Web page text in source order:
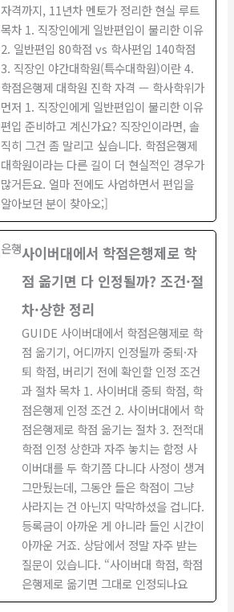
자격까지, 11년차 멘토가 정리한 현실 루트
목차 1. 직장인에게 일반편입이 불리한 이유
2. 일반편입 80학점 vs 학사편입 140학점
3. 직장인 야간대학원(특수대학원)이란 4.
학점은행제 대학원 진학 자격 — 학사학위가
먼저 1. 직장인에게 일반편입이 불리한 이유
편입 준비하고 계신가요? 직장인이라면, 솔
직히 그건 좀 말리고 싶습니다. 학점은행제
대학원이라는 다른 길이 더 현실적인 경우가
많거든요. 얼마 전에도 사업하면서 편입을
알아보던 분이 찾아오;]
사이버대에서 학점은행제로 학
점 옮기면 다 인정될까? 조건·절
차·상한 정리
GUIDE 사이버대에서 학점은행제로 학
점 옮기기, 어디까지 인정될까 중퇴·자
퇴 학점, 버리기 전에 확인할 인정 조건
과 절차 목차 1. 사이버대 중퇴 학점, 학
점은행제 인정 조건 2. 사이버대에서 학
점은행제로 학점 옮기는 절차 3. 전적대
학점 인정 상한과 자주 놓치는 함정 사
이버대를 두 학기쯤 다니다 사정이 생겨
그만뒀는데, 그동안 들은 학점이 그냥
사라지는 건 아닌지 막막하셨을 겁니다.
등록금이 아까운 게 아니라 들인 시간이
아까운 거죠. 상담에서 정말 자주 받는
질문이 있습니다. “사이버대 학점, 학점
은행제로 옮기면 그대로 인정되나요